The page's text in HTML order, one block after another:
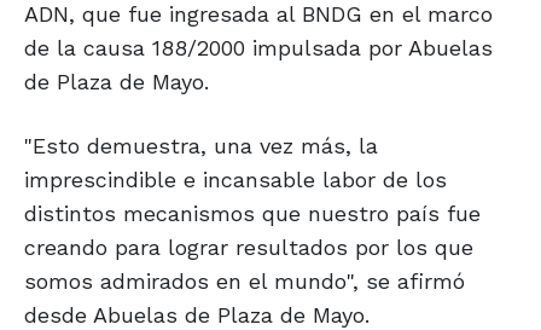
ADN, que fue ingresada al BNDG en el marco
de la causa 188/2000 impulsada por Abuelas
de Plaza de Mayo.
"Esto demuestra, una vez más, la
imprescindible e incansable labor de los
distintos mecanismos que nuestro país fue
creando para lograr resultados por los que
somos admirados en el mundo", se afirmó
desde Abuelas de Plaza de Mayo.